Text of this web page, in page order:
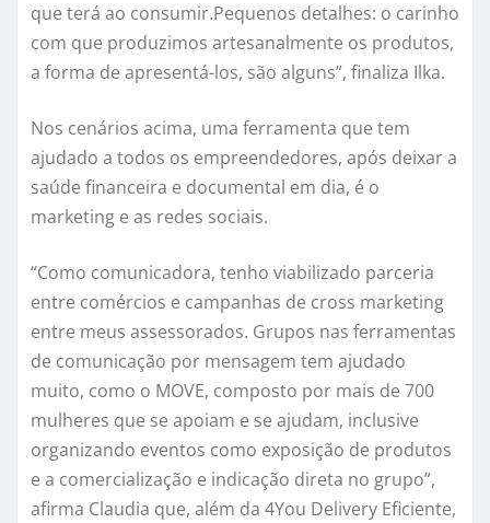
que terá ao consumir.Pequenos detalhes: o carinho
com que produzimos artesanalmente os produtos,
a forma de apresentá-los, são alguns”, finaliza Ilka.
Nos cenários acima, uma ferramenta que tem
ajudado a todos os empreendedores, após deixar a
saúde financeira e documental em dia, é o
marketing e as redes sociais.
“Como comunicadora, tenho viabilizado parceria
entre comércios e campanhas de cross marketing
entre meus assessorados. Grupos nas ferramentas
de comunicação por mensagem tem ajudado
muito, como o MOVE, composto por mais de 700
mulheres que se apoiam e se ajudam, inclusive
organizando eventos como exposição de produtos
e a comercialização e indicação direta no grupo”,
afirma Claudia que, além da 4You Delivery Eficiente,